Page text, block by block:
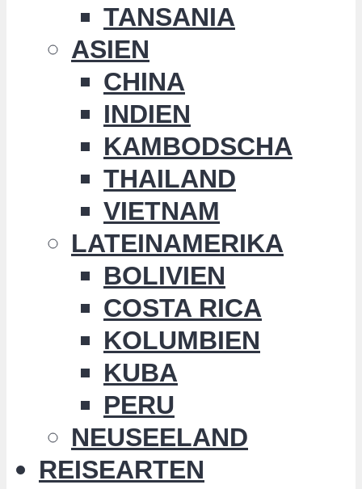
TANSANIA
ASIEN
CHINA
INDIEN
KAMBODSCHA
THAILAND
VIETNAM
LATEINAMERIKA
BOLIVIEN
COSTA RICA
KOLUMBIEN
KUBA
PERU
NEUSEELAND
REISEARTEN